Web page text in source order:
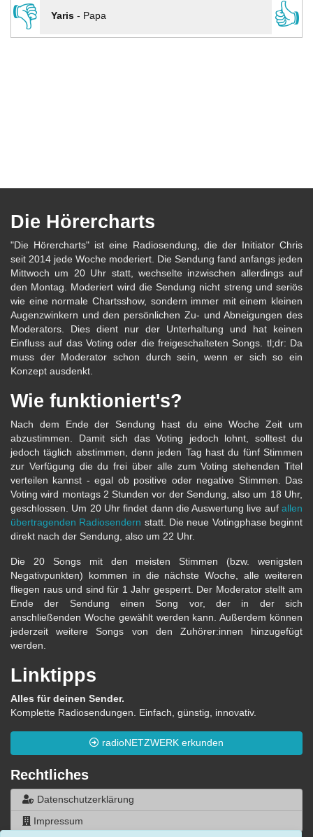
👎
Yaris- Papa 👍
Die Hörercharts
"Die Hörercharts" ist eine Radiosendung, die der Initiator Chris
seit 2014 jede Woche moderiert. Die Sendung fand anfangs jeden
Mittwoch um 20 Uhr statt, wechselte inzwischen allerdings auf
den Montag. Moderiert wird die Sendung nicht streng und seriös
wie eine normale Chartsshow, sondern immer mit einem kleinen
Augenzwinkern und den persönlichen Zu- und Abneigungen des
Moderators. Dies dient nur der Unterhaltung und hat keinen
Einfluss auf das Voting oder die freigeschalteten Songs. tl;dr: Da
muss der Moderator schon durch sein, wenn er sich so ein
Konzept ausdenkt.
Wie funktioniert's?
Nach dem Ende der Sendung hast du eine Woche Zeit um
abzustimmen. Damit sich das Voting jedoch lohnt, solltest du
jedoch täglich abstimmen, denn jeden Tag hast du fünf Stimmen
zur Verfügung die du frei über alle zum Voting stehenden Titel
verteilen kannst - egal ob positive oder negative Stimmen. Das
Voting wird montags 2 Stunden vor der Sendung, also um 18 Uhr,
geschlossen. Um 20 Uhr findet dann die Auswertung live auf allen
übertragenden Radiosendern statt. Die neue Votingphase beginnt
direkt nach der Sendung, also um 22 Uhr.
Die 20 Songs mit den meisten Stimmen (bzw. wenigsten
Negativpunkten) kommen in die nächste Woche, alle weiteren
fliegen raus und sind für 1 Jahr gesperrt. Der Moderator stellt am
Ende der Sendung einen Song vor, der in der sich
anschließenden Woche gewählt werden kann. Außerdem können
jederzeit weitere Songs von den Zuhörer:innen hinzugefügt
werden.
Linktipps
Alles für deinen Sender.
Komplette Radiosendungen. Einfach, günstig, innovativ.
radioNETZWERK erkunden
Rechtliches
Datenschutzerklärung
Impressum